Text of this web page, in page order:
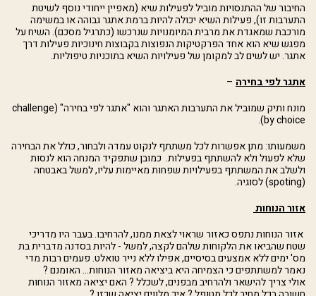
החיבור של ההתנסויות מוביל לפעילות שיא (מאפיין ייחודי נוסף לשיטת
התערבות זו), פעילות השיא יכולה להיות ברמת אתגר גבוהה או במשימה
מורכבת שמאגדת את מרבית המיומנויות שנרכשו (כתרגיל מסכם). השיח על
מפגש שיא הוא אחד הפרקטיקות הנפוצות בקבוצות חינוכיות פעילות דרך
אתגר. יש לשים לב למקומן של פעילויות השיא בתוכניות טיפוליות.
אתגר לפי בחירה –
מונח ותיק שמוביל את התערבות האתגר והוא "אתגר לפי בחירה" (challenge
by choice
).
משמעותו: מתן אפשרות לכל משתתף לנקוט עמדה ולבחור, כולל את הבחירה
שלא לפעול ולא להשתתף בפעילות. כמובן שתפקיד המנחה הוא לנסות
ולשלב את המשתתף בפעילויות שפחות מאיימות עליו, למשל באבטחה
(
spoting) לסוגיה.
אזור הנוחות
אזור הנוחות נתפס כאזור שראוי לצאת ממנו, להרחיבו. בעבר היו מדריכי
שטח שהביאו את הלקוחות שלהם לקצה, למשל - להיות בסדנה מדברית בת
מס' ימים ללא אמצעים בסיסיים, אפילו ללא נייר טואלט. פעמים רבות מדי
נאמר למשתתפים כי הצמיחה היא ביציאה מאזור הנוחות... האומנם ?
אולי צריך להישאר ולהרחיב מבפנים, לשכלל ? האם יציאה מאזור הנוחות